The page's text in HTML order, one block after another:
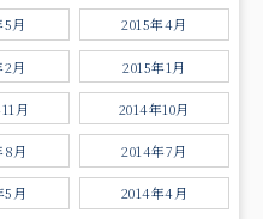
月 2015年4月
月 2015年1月
月 2014年10月
8月 2014年7月
5月 2014年4月